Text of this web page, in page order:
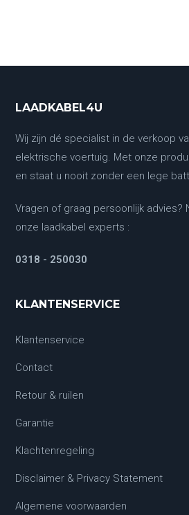
LAADKABEL4U
Wij zijn dé specialist in de verkoop
elektrische voertuig. Met onze
en staat u nooit zonder een lege
Vragen of graag persoonlijk
onze laadkabel experts :
0318 - 250030
KLANTENSERVICE
Klantenservice
Contact
Retour & ruilen
Garantie
Klachtenregeling
Disclaimer & Privacy Statement
Algemene voorwaarden